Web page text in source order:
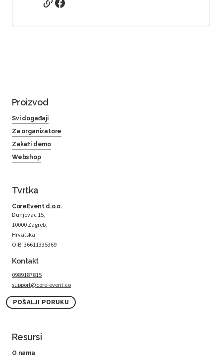
Proizvod
Svi događaji
Za organizatore
Zakaži demo
Webshop
Tvrtka
CoreEvent d.o.o.
Dunjevac 15,
10000 Zagreb,
Hrvatska
OIB: 36611335369
Kontakt
0989187815
support@core-event.co
POŠALJI PORUKU
Resursi
O nama